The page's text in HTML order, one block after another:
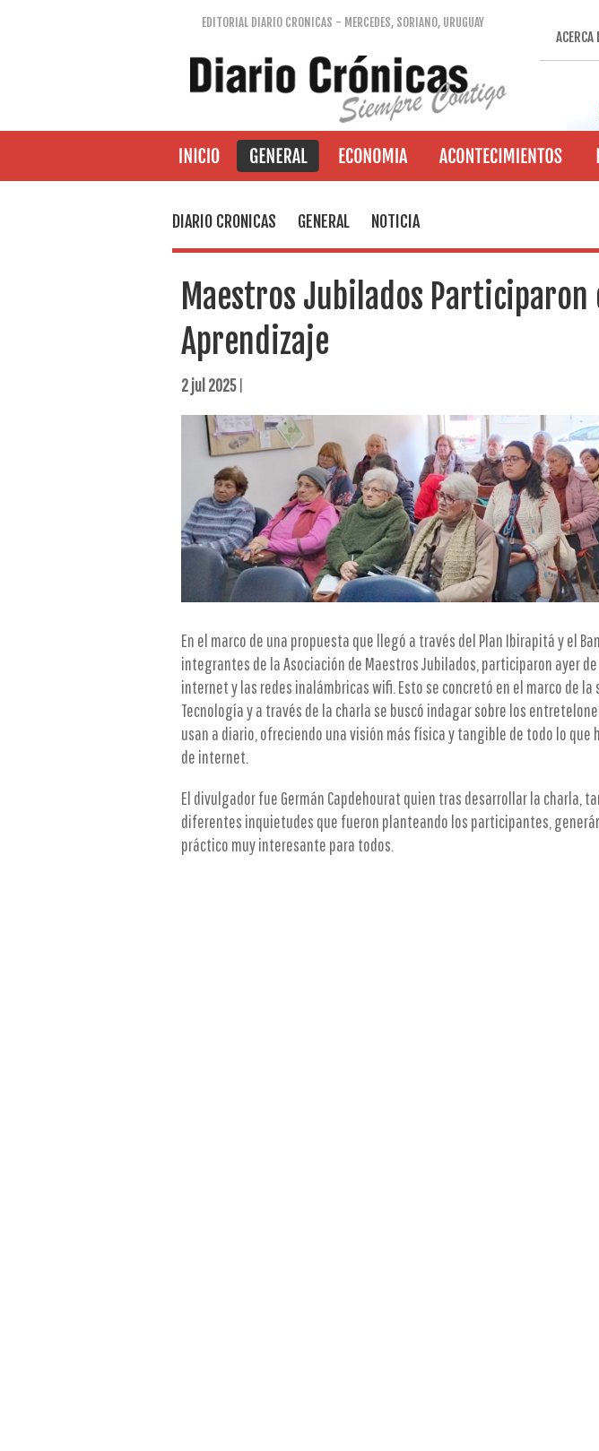
EDITORIAL DIARIO CRONICAS - MERCEDES, SORIANO, URUGUAY
ACERCA
DIARIO CRONICAS GENERAL NOTICIA
Maestros Jubilados Participaron
Aprendizaje
2 jul 2025|
En el marco de una propuesta que llegó a través del Plan Ibirapitá y el
integrantes de la Asociación de Maestros Jubilados, participaron ayer
internet y las redes inalámbricas wifi. Esto se concretó en el marco de la
Tecnología y a través de la charla se buscó indagar sobre los
usan a diario, ofreciendo una visión más física y tangible de todo lo
de internet.
El divulgador fue Germán Capdehourat quien tras desarrollar la charla,
diferentes inquietudes que fueron planteando los participantes,
práctico muy interesante para todos.